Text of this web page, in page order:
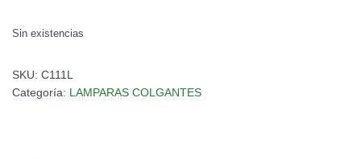
Sin existencias
SKU: C111L
Categoría: LAMPARAS COLGANTES